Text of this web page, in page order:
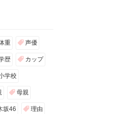
重 声優
歴 カップ
学校
母親
坂46 理由